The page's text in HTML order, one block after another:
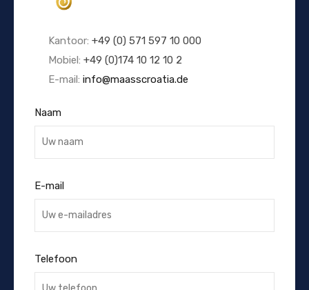
Kantoor: +49 (0) 571 597 10 000
Mobiel: +49 (0)174 10 12 10 2
E-mail: info@maasscroatia.de
Naam
E-mail
Telefoon